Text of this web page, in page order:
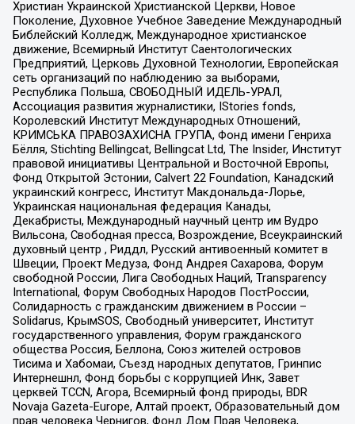
Христиан Украинской Христианской Церкви, Новое
Поколение, Духовное Учебное Заведение Международный
Библейский Колледж, Международное христианское
движение, Всемирный Институт Саентологических
Предприятий, Церковь Духовной Технологии, Европейская
сеть организаций по наблюдению за выборами,
Республика Польша, СВОБОДНЫЙ ИДЕЛЬ-УРАЛ,
Ассоциация развития журналистики, IStories fonds,
Королевский Институт Международных Отношений,
КРИМСЬКА ПРАВОЗАХИСНА ГРУПА, Фонд имени Генриха
Бёлля, Stichting Bellingcat, Bellingcat Ltd, The Insider, Институт
правовой инициативы Центральной и Восточной Европы,
Фонд Открытой Эстонии, Calvert 22 Foundation, Канадский
украинский конгресс, Институт Макдональда-Лорье,
Украинская национальная федерация Канады,
Декабристы, Международный научный центр им Вудро
Вильсона, Свободная пресса, Возрождение, Всеукраинский
духовный центр , Риддл, Русский антивоенный комитет в
Швеции, Проект Медуза, Фонд Андрея Сахарова, Форум
свободной России, Лига Свободных Наций, Transparеncy
International, Форум Свободных Народов ПостРоссии,
Солидарность с гражданским движением в России –
Solidarus, КрымSOS, Свободный университет, Институт
государственного управления, Форум гражданского
общества Россия, Беллона, Союз жителей островов
Тисима и Хабомаи, Съезд народных депутатов, Гринпис
Интернешнл, Фонд борьбы с коррупцией Инк, Завет
церквей TCCN, Агора, Всемирный фонд природы, BDR
Novaja Gazeta-Europe, Алтай проект, Образовательный дом
прав человека Чернигов, Фонд Дом Прав Человека,